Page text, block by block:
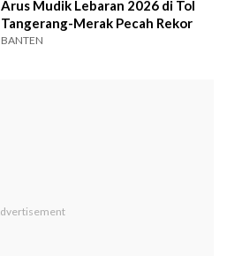
Arus Mudik Lebaran 2026 di Tol
Tangerang-Merak Pecah Rekor
BANTEN